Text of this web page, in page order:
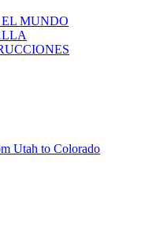
MUNDO
Utah to Colorado